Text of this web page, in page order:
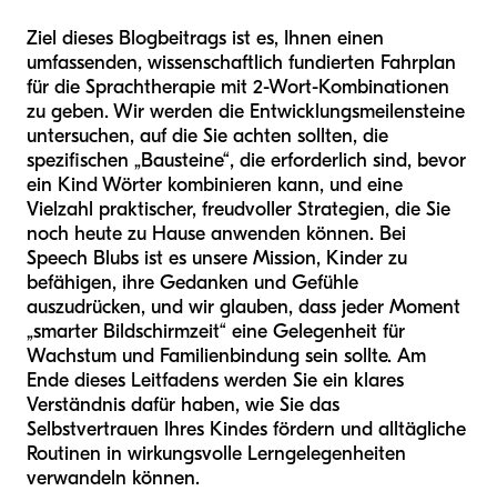
Ziel dieses Blogbeitrags ist es, Ihnen einen
umfassenden, wissenschaftlich fundierten Fahrplan
für die Sprachtherapie mit 2-Wort-Kombinationen
zu geben. Wir werden die Entwicklungsmeilensteine
untersuchen, auf die Sie achten sollten, die
spezifischen „Bausteine“, die erforderlich sind, bevor
ein Kind Wörter kombinieren kann, und eine
Vielzahl praktischer, freudvoller Strategien, die Sie
noch heute zu Hause anwenden können. Bei
Speech Blubs ist es unsere Mission, Kinder zu
befähigen, ihre Gedanken und Gefühle
auszudrücken, und wir glauben, dass jeder Moment
„smarter Bildschirmzeit“ eine Gelegenheit für
Wachstum und Familienbindung sein sollte. Am
Ende dieses Leitfadens werden Sie ein klares
Verständnis dafür haben, wie Sie das
Selbstvertrauen Ihres Kindes fördern und alltägliche
Routinen in wirkungsvolle Lerngelegenheiten
verwandeln können.